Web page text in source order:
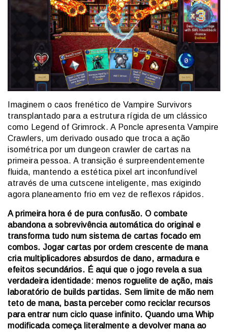
Imaginem o caos frenético de Vampire Survivors
transplantado para a estrutura rígida de um clássico
como Legend of Grimrock. A Poncle apresenta Vampire
Crawlers, um derivado ousado que troca a ação
isométrica por um dungeon crawler de cartas na
primeira pessoa. A transição é surpreendentemente
fluida, mantendo a estética pixel art inconfundível
através de uma cutscene inteligente, mas exigindo
agora planeamento frio em vez de reflexos rápidos.
A primeira hora é de pura confusão. O combate
abandona a sobrevivência automática do original e
transforma tudo num sistema de cartas focado em
combos. Jogar cartas por ordem crescente de mana
cria multiplicadores absurdos de dano, armadura e
efeitos secundários. É aqui que o jogo revela a sua
verdadeira identidade: menos roguelite de ação, mais
laboratório de builds partidas. Sem limite de mão nem
teto de mana, basta perceber como reciclar recursos
para entrar num ciclo quase infinito. Quando uma Whip
modificada começa literalmente a devolver mana ao